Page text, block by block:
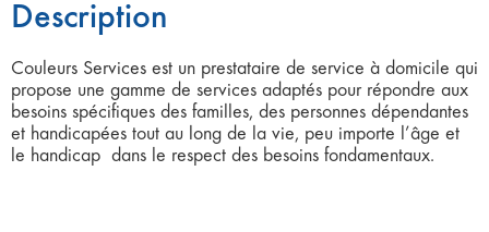
Description
Couleurs Services est un prestataire de service à domicile qui
propose une gamme de services adaptés pour répondre aux
besoins spécifiques des familles, des personnes dépendantes
et handicapées tout au long de la vie, peu importe l’âge et
le handicap dans le respect des besoins fondamentaux.